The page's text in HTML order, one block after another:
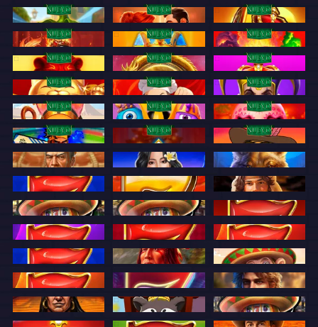
NUEVO
Chili XXX
NUEVO
Crime Town
NUEVO
Blazing Crown Dice
NUEVO
1000 Olympus Rivals
NUEVO
3 Pharaohs
NUEVO
3 Spirit Volcanoes
NUEVO
3 Totem Animals
NUEVO
12 Fortune Signs
NUEVO
3 Energy Crowns
NUEVO
3 Fortune Souls
NUEVO
88 Hot Pot
NUEVO
Jokers Joy
NUEVO
3 Tombs
NUEVO
5 Fruit Invaders
NUEVO
3 Muertos
NUEVO
1st Cricket League
NUEVO
3 Frozen Crowns
NUEVO
Coinboy Riches
Arena Thai Charm Wild Coyote
Amigo Fruits 5 9 Circles of Hell Ali Baba's Bounty
Amigo Bronze Classic Amigo Gold Classic Amigo Double Classic
Amigo Hot 40 Amigo Hot Classic Amigo Hot 100
Amigo Fruits 5 American Spirit Amigo Monkey
Amigo Hot 20 Amigo Multifruits Alexander's Fortune
Barbarian Stash Animal Housing Amigo Silver Classic